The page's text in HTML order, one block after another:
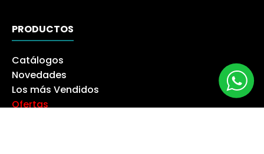
PRODUCTOS
Catálogos
Novedades
Los más Vendidos
Ofertas